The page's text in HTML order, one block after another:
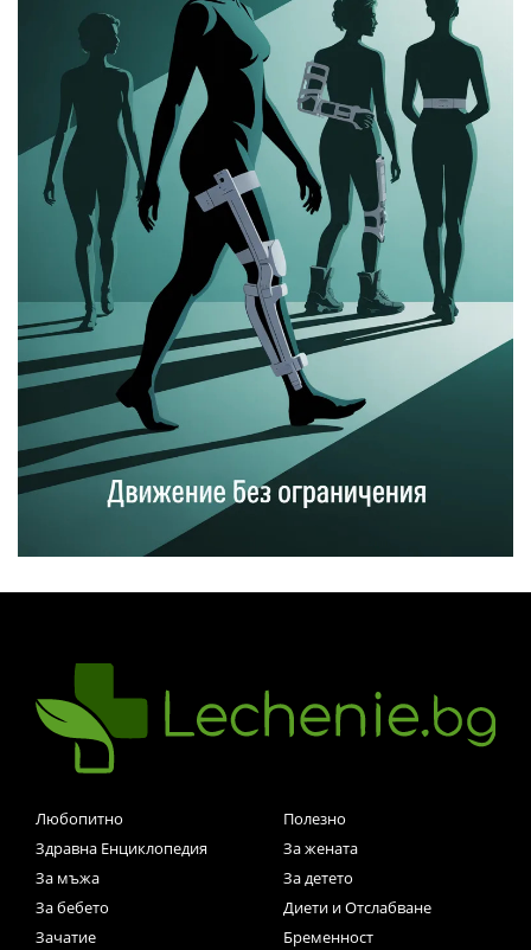
Любопитно
Полезно
Здравна Енциклопедия
За жената
За мъжа
За детето
За бебето
Диети и Отслабване
Зачатие
Бременност